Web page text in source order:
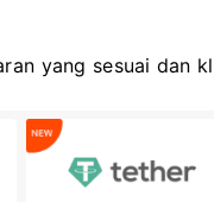
yang sesuai dan